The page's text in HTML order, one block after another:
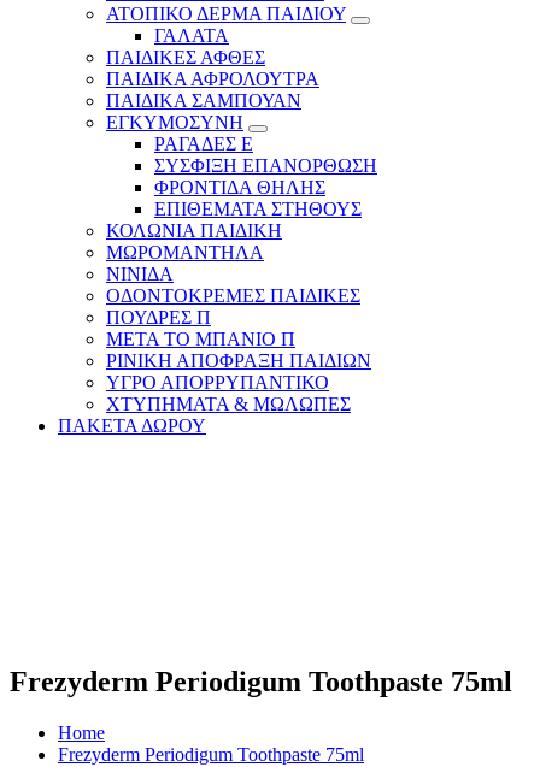
ΑΤΟΠΙΚΟ ΔΕΡΜΑ ΠΑΙΔΙΟΥ
ΓΑΛΑΤΑ
ΠΑΙΔΙΚΕΣ ΑΦΘΕΣ
ΠΑΙΔΙΚΑ ΑΦΡΟΛΟΥΤΡΑ
ΠΑΙΔΙΚΑ ΣΑΜΠΟΥΑΝ
ΕΓΚΥΜΟΣΥΝΗ
ΡΑΓΑΔΕΣ Ε
ΣΥΣΦΙΞΗ ΕΠΑΝΟΡΘΩΣΗ
ΦΡΟΝΤΙΔΑ ΘΗΛΗΣ
ΕΠΙΘΕΜΑΤΑ ΣΤΗΘΟΥΣ
ΚΟΛΩΝΙΑ ΠΑΙΔΙΚΗ
ΜΩΡΟΜΑΝΤΗΛΑ
ΝΙΝΙΔΑ
ΟΔΟΝΤΟΚΡΕΜΕΣ ΠΑΙΔΙΚΕΣ
ΠΟΥΔΡΕΣ Π
ΜΕΤΑ ΤΟ ΜΠΑΝΙΟ Π
ΡΙΝΙΚΗ ΑΠΟΦΡΑΞΗ ΠΑΙΔΙΩΝ
ΥΓΡΟ ΑΠΟΡΡΥΠΑΝΤΙΚΟ
ΧΤΥΠΗΜΑΤΑ & ΜΩΛΩΠΕΣ
ΠΑΚΕΤΑ ΔΩΡΟΥ
Frezyderm Periodigum Toothpaste 75ml
Home
Frezyderm Periodigum Toothpaste 75ml